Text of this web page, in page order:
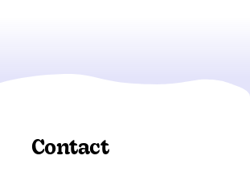
Contact